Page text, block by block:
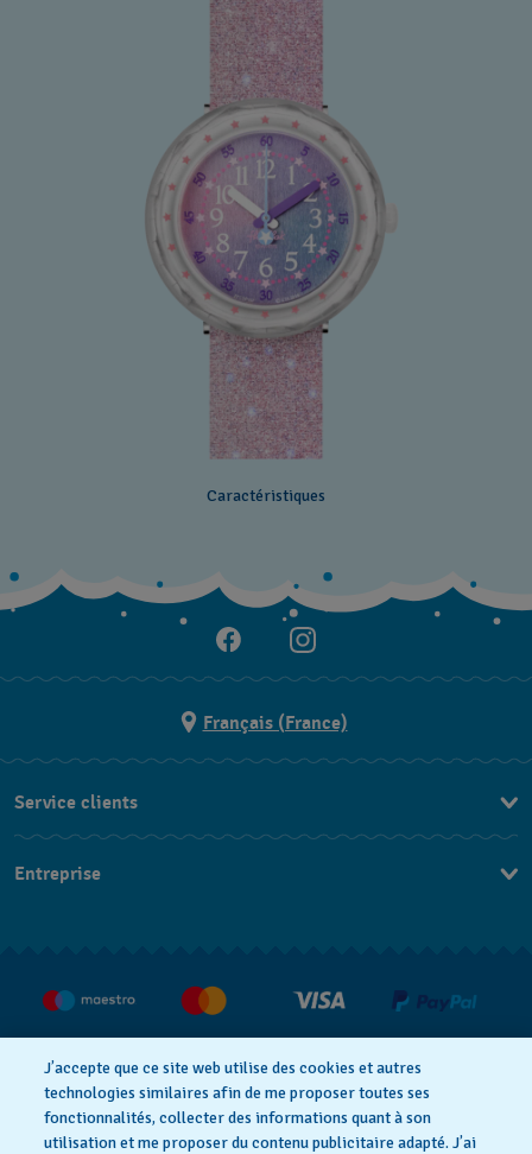
Caractéristiques
Français (France)
Service clients
Questions fréquentes
Droit de rétractation
Entreprise
J’accepte que ce site web utilise des cookies et autres
technologies similaires afin de me proposer toutes ses
fonctionnalités, collecter des informations quant à son
utilisation et me proposer du contenu publicitaire adapté. J’ai